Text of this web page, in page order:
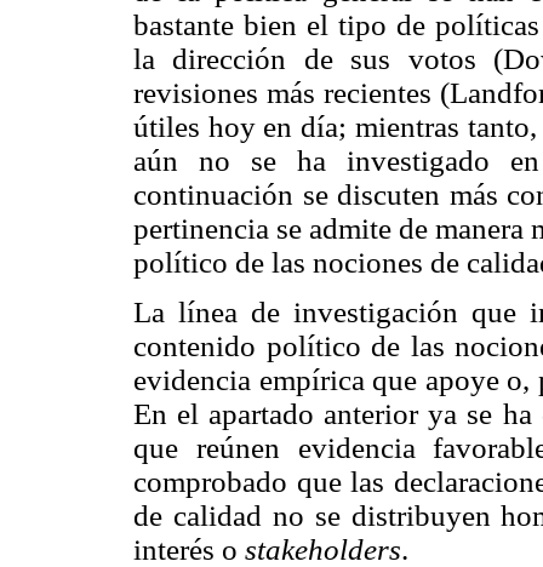
bastante bien el tipo de
la dirección de sus votos
revisiones más recientes
útiles hoy en día; mientras
aún no se ha investigado
continuación se discuten más
pertinencia se admite de
político de las nociones de
La línea de investigación que
contenido político de las
evidencia empírica que apoye
En el apartado anterior ya se
que reúnen evidencia
comprobado que las
de calidad no se distribuyen
interés o stakeholders.